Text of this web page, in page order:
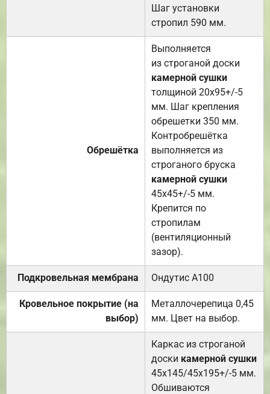
Шаг установки
стропил 590 мм.
Обрешётка
Выполняется
из строганой доски
камерной сушки
толщиной 20х95+/-5
мм. Шаг крепления
обрешетки 350 мм.
Контробрешётка
выполняется из
строганого бруска
камерной сушки
45х45+/-5 мм.
Крепится по
стропилам
(вентиляционный
зазор).
Подкровельная мембрана Ондутис А100
Кровельное покрытие (на
выбор)
Металлочерепица 0,45
мм. Цвет на выбор.
Каркас из строганой
доски камерной сушки
45х145/45х195+/-5 мм.
Обшиваются